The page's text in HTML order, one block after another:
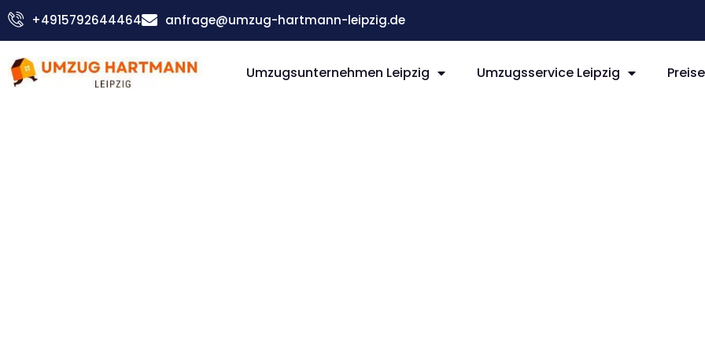
Zum
Inhalt
+4915792644464 anfrage@umzug-hartmann-leipzig.de
Umzugsunternehmen Leipzig Umzugsservice Leipzig Preise